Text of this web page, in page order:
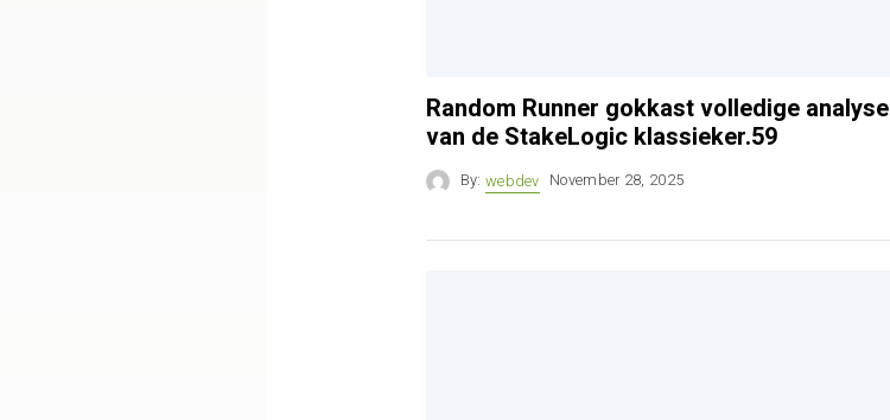
Random Runner gokkast volledige analyse
van de StakeLogic klassieker.59
By: webdev November 28, 2025